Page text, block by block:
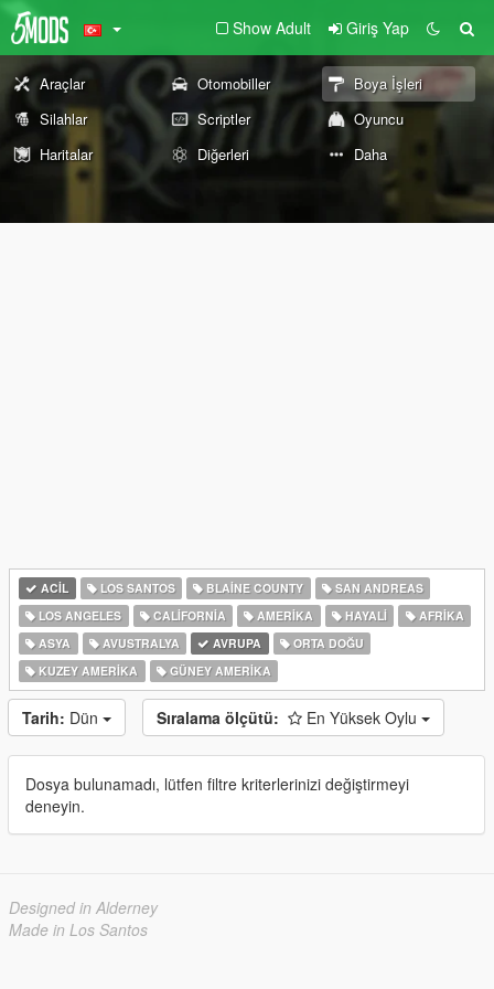
Show Adult Giriş Yap
Araçlar Otomobiller
Boya İşleri
Silahlar
Scriptler
Oyuncu
Haritalar
Diğerleri Daha
ACIL LOS SANTOS BLAINE COUNTY
SAN ANDREAS
LOS ANGELES
CALIFORNIA AMERIKA HAYALI
AFRIKA
ASYA
AVUSTRALYA AVRUPA
ORTA DOĞU
KUZEY AMERIKA
GÜNEY AMERIKA
Tarih: Dün Sıralama ölçütü: En Yüksek Oylu
Dosya bulunamadı, lütfen filtre kriterlerinizi değiştirmeyi
deneyin.
Designed in Alderney
Made in Los Santos